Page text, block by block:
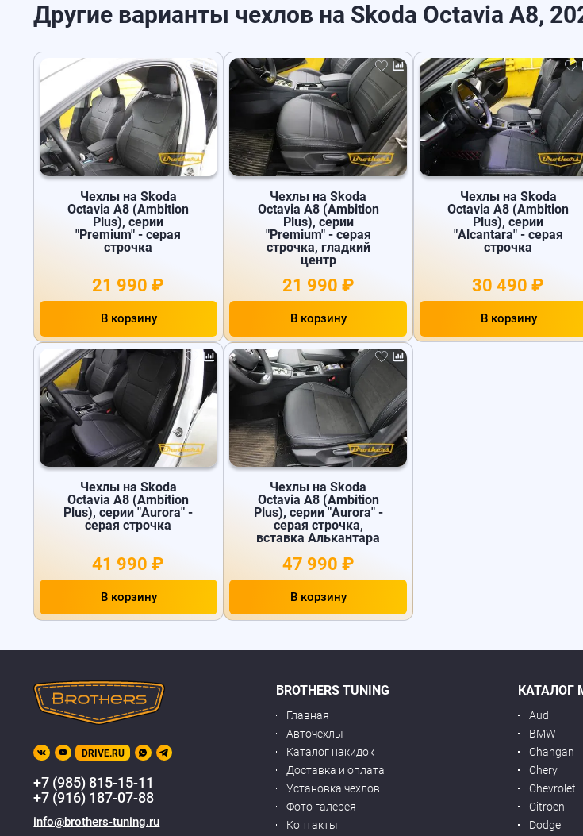
Другие варианты чехлов на Skoda Octavia A8,
Чехлы на Skoda
Octavia A8 (Ambition
Plus), серии
"Premium" - серая
строчка
21 990 ₽
В корзину
Чехлы на Skoda
Octavia A8 (Ambition
Plus), серии
"Premium" - серая
строчка, гладкий
центр
21 990 ₽
В корзину
Чехлы на Skoda
Octavia A8 (Ambition
Plus), серии
"Alcantara" - серая
строчка
30 490 ₽
В корзину
Чехлы на Skoda
Octavia A8 (Ambition
Plus), серии "Aurora" -
серая строчка
41 990 ₽
В корзину
Чехлы на Skoda
Octavia A8 (Ambition
Plus), серии "Aurora" -
серая строчка,
вставка Алькантара
47 990 ₽
В корзину
DRIVE.RU
+7 (985) 815-15-11
+7 (916) 187-07-88
info@brothers-tuning.ru
BROTHERS TUNING
Главная
Авточехлы
Каталог накидок
Доставка и оплата
Установка чехлов
Фото галерея
Контакты
КАТАЛОГ
Audi
BMW
Changan
Chery
Chevrolet
Citroen
Dodge